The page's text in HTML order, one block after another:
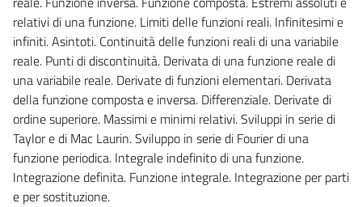
relativi di una funzione. Limiti delle funzioni reali. Infinitesimi e
infiniti. Asintoti. Continuità delle funzioni reali di una variabile
reale. Punti di discontinuità. Derivata di una funzione reale di
una variabile reale. Derivate di funzioni elementari. Derivata
della funzione composta e inversa. Differenziale. Derivate di
ordine superiore. Massimi e minimi relativi. Sviluppi in serie di
Taylor e di Mac Laurin. Sviluppo in serie di Fourier di una
funzione periodica. Integrale indefinito di una funzione.
Integrazione definita. Funzione integrale. Integrazione per parti
e per sostituzione.